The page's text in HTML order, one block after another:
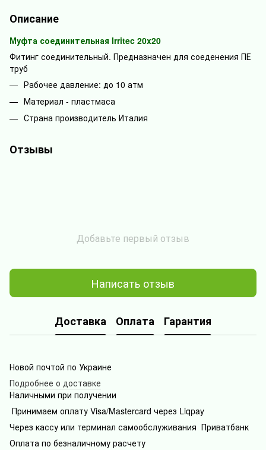
Описание
Муфта соединительная Irritec 20x20
Фитинг соединительный. Предназначен для соеденения ПЕ
труб
Рабочее давление: до 10 атм
Материал - пластмаса
Страна производитель Италия
Отзывы
Добавьте первый отзыв
Написать отзыв
Доставка Оплата Гарантия
Новой почтой по Украине
Подробнее о доставке
Наличными при получении
Принимаем оплату Visa/Mastercard через Liqpay
Через кассу или терминал самообслуживания Приватбанк
Оплата по безналичному расчету